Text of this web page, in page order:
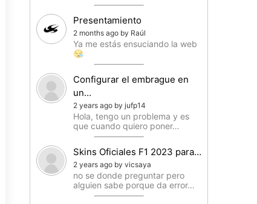
Presentamiento
2 months ago by Raúl
Ya me estás ensuciando la web
😪
Configurar el embrague en
un…
2 years ago by jufp14
Hola, tengo un problema y es
que cuando quiero poner…
Skins Oficiales F1 2023 para…
2 years ago by vicsaya
no se donde preguntar pero
alguien sabe porque da error…